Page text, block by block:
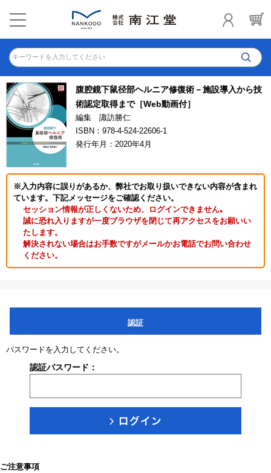
キーワードを入力してください
腹腔鏡下鼠径部ヘルニア修復術－施設導入から技
術認定取得まで［Web動画付］
編集 諏訪勝仁
ISBN：978-4-524-22606-1
発行年月：2020年4月
※入力内容に誤りがあるか、弊社でお取り扱いできない内容が含まれ
ています。下記メッセージをご確認ください。
セッション情報が正しくないため、ログインできません｡
誠に恐れ入りますが一度ブラウザを閉じて再アクセスをお願いい
たします。
解決されない場合はお手数ですがメールかお電話でお問い合わせ
ください。
認証
パスワードを入力してください。
認証パスワード：
ご注意事項